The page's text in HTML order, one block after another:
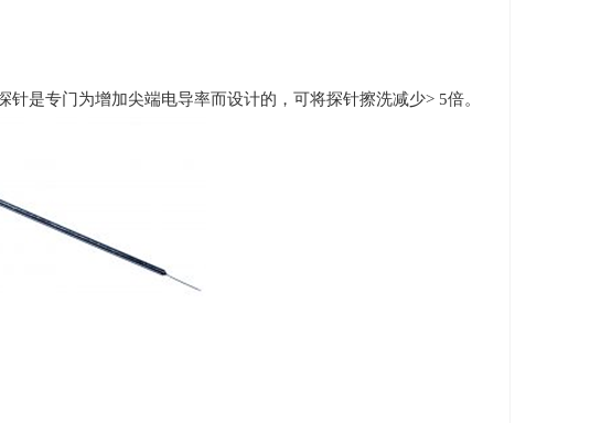
针是专门为增加尖端电导率而设计的，可将探针擦洗减少> 5倍。